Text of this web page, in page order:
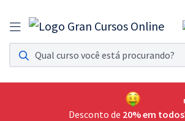
Assinatura Ilimitada 11
Acesso a todos os cursos. Teste grátis por 7 dias!
Assinatura OAB Até Passar
Acesso ilimitado a toda preparação para o Exame da
Desconto de 20% em